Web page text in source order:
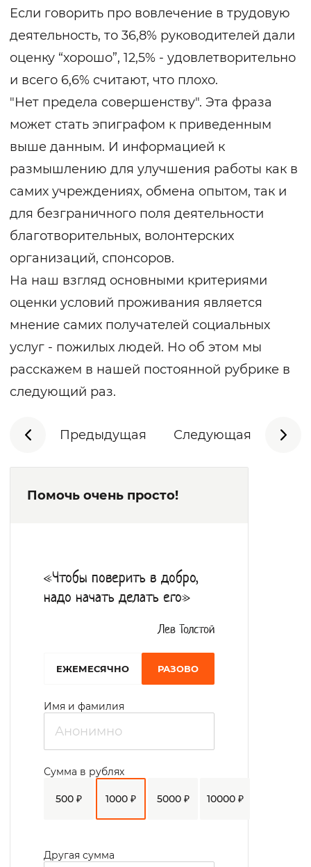
Если говорить про вовлечение в трудовую
деятельность, то 36,8% руководителей дали
оценку “хорошо”, 12,5% - удовлетворительно
и всего 6,6% считают, что плохо.
"Нет предела совершенству". Эта фраза
может стать эпиграфом к приведенным
выше данным. И информацией к
размышлению для улучшения работы как в
самих учреждениях, обмена опытом, так и
для безграничного поля деятельности
благотворительных, волонтерских
организаций, спонсоров.
На наш взгляд основными критериями
оценки условий проживания является
мнение самих получателей социальных
услуг - пожилых людей. Но об этом мы
расскажем в нашей постоянной рубрике в
следующий раз.
Предыдущая Следующая
Помочь очень просто!
«Чтобы поверить в добро,
надо начать делать его»
Лев Толстой
EЖЕМЕСЯЧНО РАЗОВО
Имя и фамилия
500 ₽ 1000 ₽ 5000 ₽ 10000 ₽
Сумма в рублях
Другая сумма